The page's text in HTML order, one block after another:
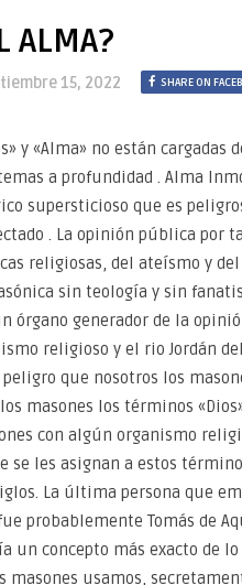
ALMA?
15, 2022 SHARE ON
y «Alma» no están
a profundidad . Alma
supersticioso que es
. La opinión pública por
religiosas, del ateísmo y
sin teología y sin
órgano generador de la
religioso y el rio Jordán
que nosotros los
masones los términos
con algún organismo
se les asignan a estos
La última persona que
probablemente Tomás de
un concepto más exacto de
masones usamos,